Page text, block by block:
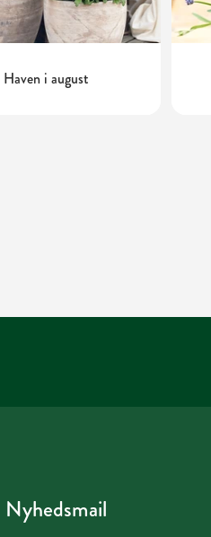
Haven i august
Nyhedsmail